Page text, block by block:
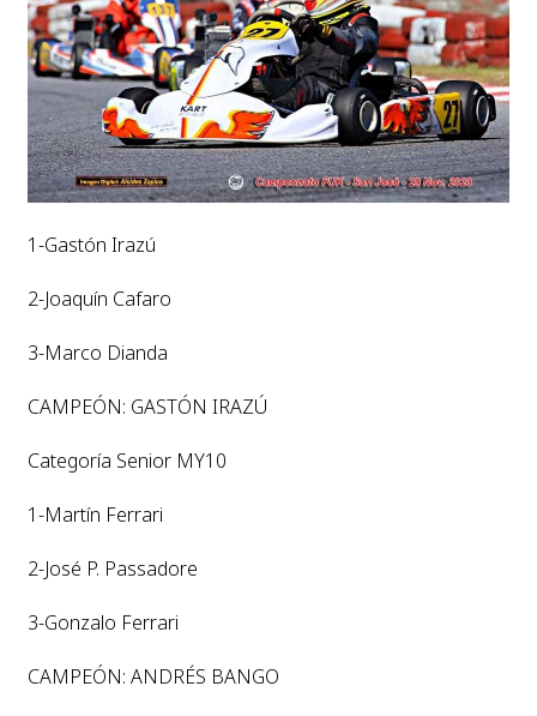
1-Gastón Irazú
2-Joaquín Cafaro
3-Marco Dianda
CAMPEÓN: GASTÓN IRAZÚ
Categoría Senior MY10
1-Martín Ferrari
2-José P. Passadore
3-Gonzalo Ferrari
CAMPEÓN: ANDRÉS BANGO